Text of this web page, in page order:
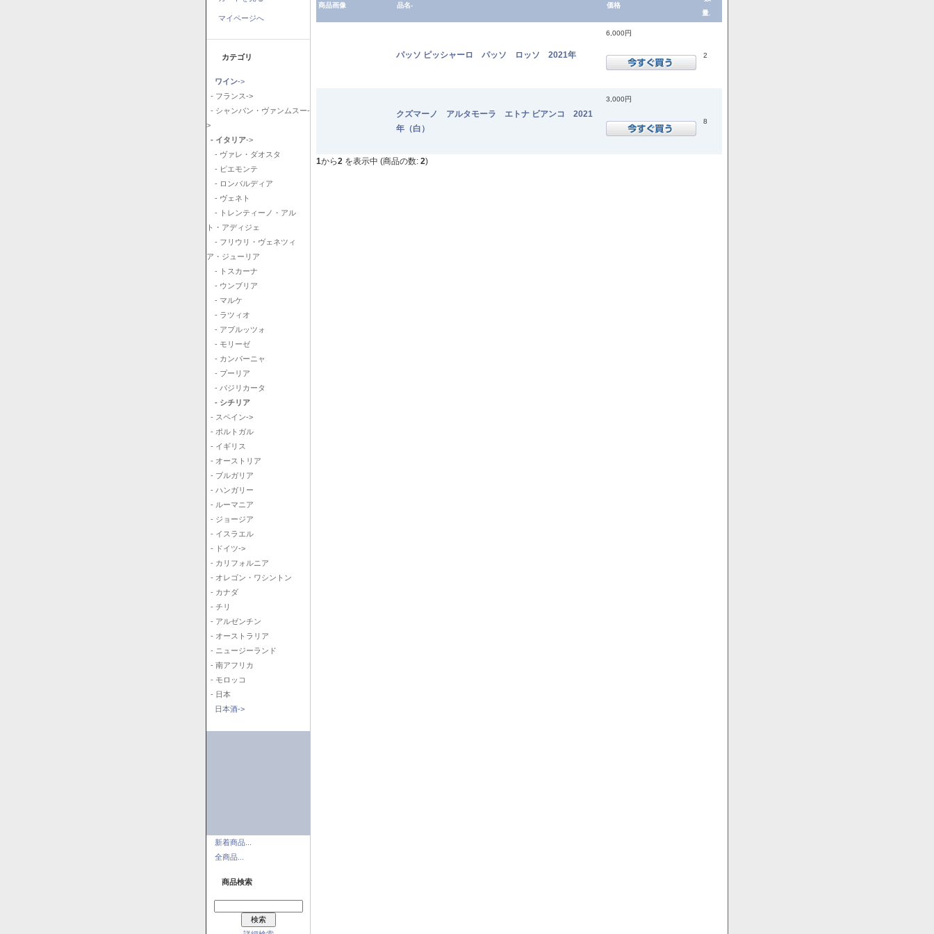
マイページへ
カテゴリ
ワイン->
- フランス->
- シャンパン・ヴァンムスー-
>
- イタリア->
- ヴァレ・ダオスタ
- ピエモンテ
- ロンバルディア
- ヴェネト
- トレンティーノ・アル
ト・アディジェ
- フリウリ・ヴェネツィ
ア・ジューリア
- トスカーナ
- ウンブリア
- マルケ
- ラツィオ
- アブルッツォ
- モリーゼ
- カンパーニャ
- プーリア
- バジリカータ
- シチリア
- スペイン->
- ポルトガル
- イギリス
- オーストリア
- ブルガリア
- ハンガリー
- ルーマニア
- ジョージア
- イスラエル
- ドイツ->
- カリフォルニア
- オレゴン・ワシントン
- カナダ
- チリ
- アルゼンチン
- オーストラリア
- ニュージーランド
- 南アフリカ
- モロッコ
- 日本
日本酒->
新着商品...
全商品...
商品検索
商品画像 品名- 価格
量.
パッソ ピッシャーロ パッソ ロッソ 2021年
6,000円
2
クズマーノ アルタモーラ エトナ ビアンコ 2021
年（白）
3,000円
8
1から2 を表示中 (商品の数: 2)